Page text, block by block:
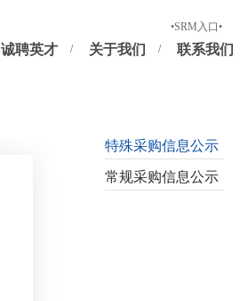
正式供应商及潜在供应商登录
•SRM入口•
诚聘英才 关于我们 联系我们
特殊采购信息公示
常规采购信息公示